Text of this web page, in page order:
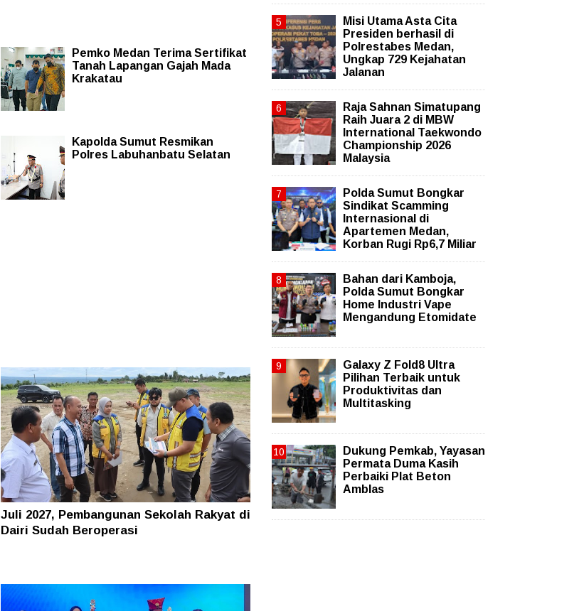
Pemko Medan Terima Sertifikat
Tanah Lapangan Gajah Mada
Krakatau
Kapolda Sumut Resmikan
Polres Labuhanbatu Selatan
Juli 2027, Pembangunan Sekolah Rakyat di
Dairi Sudah Beroperasi
Misi Utama Asta Cita
Presiden berhasil di
Polrestabes Medan,
Ungkap 729 Kejahatan
Jalanan
Raja Sahnan Simatupang
Raih Juara 2 di MBW
International Taekwondo
Championship 2026
Malaysia
Polda Sumut Bongkar
Sindikat Scamming
Internasional di
Apartemen Medan,
Korban Rugi Rp6,7 Miliar
Bahan dari Kamboja,
Polda Sumut Bongkar
Home Industri Vape
Mengandung Etomidate
Galaxy Z Fold8 Ultra
Pilihan Terbaik untuk
Produktivitas dan
Multitasking
Dukung Pemkab, Yayasan
Permata Duma Kasih
Perbaiki Plat Beton
Amblas